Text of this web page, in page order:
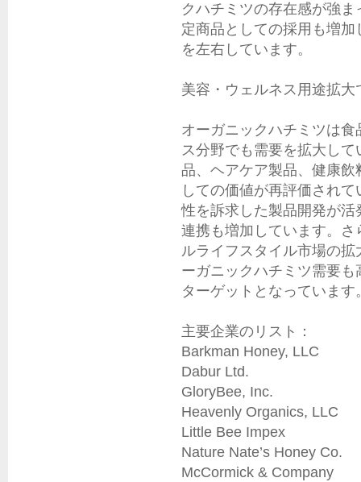
クハチミツの存在感が強
定商品としての採用も増
を左右しています。
美容・ウェルネス用途拡
オーガニックハチミツは
ス分野でも需要を拡大し
品、ヘアケア製品、健康
しての価値が再評価され
性を訴求した製品開発が
連携も増加しています。
ルライフスタイル市場の
ーガニックハチミツ需要
ターゲットとなっています
主要企業のリスト：
Barkman Honey, LLC
Dabur Ltd.
GloryBee, Inc.
Heavenly Organics, LLC
Little Bee Impex
Nature Nate’s Honey Co.
McCormick & Company